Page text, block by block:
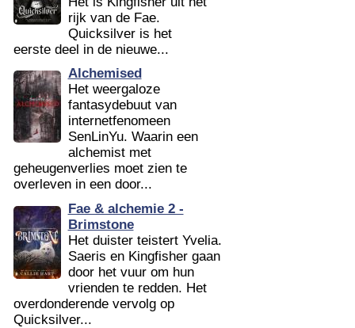
rijk van de Fae.
Quicksilver is het
eerste deel in de nieuwe...
Alchemised
Het weergaloze
fantasydebuut van
internetfenomeen
SenLinYu. Waarin een
alchemist met
geheugenverlies moet zien te
overleven in een door...
Fae & alchemie 2 -
Brimstone
Het duister teistert Yvelia.
Saeris en Kingfisher gaan
door het vuur om hun
vrienden te redden. Het
overdonderende vervolg op
Quicksilver...